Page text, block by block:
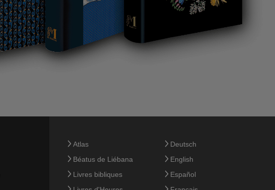
Atlas
Béatus de Liébana
Livres bibliques
Deutsch
English
Español